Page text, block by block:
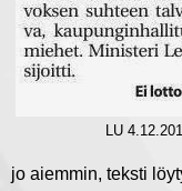
LU
jo aiemmin, teksti